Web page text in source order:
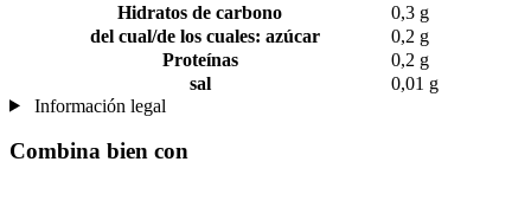
Hidratos de carbono
0,3 g
del cual/de los cuales: azúcar
0,2 g
Proteínas
0,2 g
sal
0,01 g
Información legal
Combina bien con